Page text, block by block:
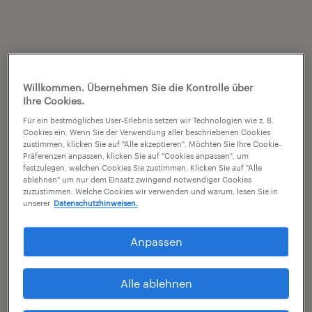
Willkommen. Übernehmen Sie die Kontrolle über
Ihre Cookies.
Für ein bestmögliches User-Erlebnis setzen wir Technologien wie z. B.
Cookies ein. Wenn Sie der Verwendung aller beschriebenen Cookies
zustimmen, klicken Sie auf "Alle akzeptieren". Möchten Sie Ihre Cookie-
Präferenzen anpassen, klicken Sie auf "Cookies anpassen", um
festzulegen, welchen Cookies Sie zustimmen. Klicken Sie auf "Alle
ablehnen" um nur dem Einsatz zwingend notwendiger Cookies
zuzustimmen. Welche Cookies wir verwenden und warum, lesen Sie in
unserer Datenschutzhinweisen.
Anpassen
Alle ablehnen